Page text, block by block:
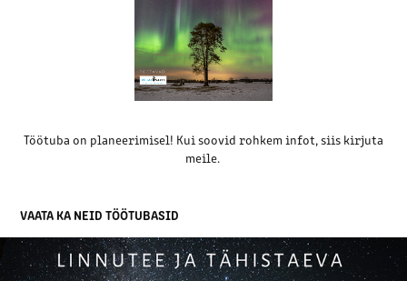
Töötuba on planeerimisel! Kui soovid rohkem infot, siis kirjuta
meile.
VAATA KA NEID TÖÖTUBASID